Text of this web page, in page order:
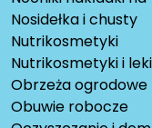
Nosidełka i chusty
Nutrikosmetyki
Nutrikosmetyki i
Obrzeża ogrodowe
Obuwie robocze